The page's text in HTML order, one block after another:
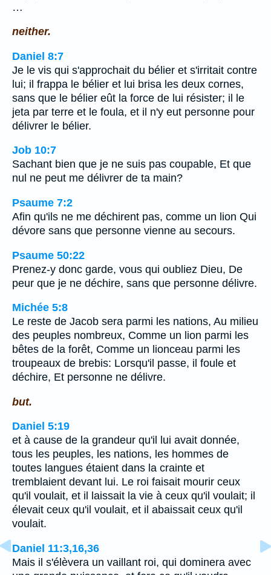
…
neither.
Daniel 8:7
Je le vis qui s'approchait du bélier et s'irritait contre
lui; il frappa le bélier et lui brisa les deux cornes,
sans que le bélier eût la force de lui résister; il le
jeta par terre et le foula, et il n'y eut personne pour
délivrer le bélier.
Job 10:7
Sachant bien que je ne suis pas coupable, Et que
nul ne peut me délivrer de ta main?
Psaume 7:2
Afin qu'ils ne me déchirent pas, comme un lion Qui
dévore sans que personne vienne au secours.
Psaume 50:22
Prenez-y donc garde, vous qui oubliez Dieu, De
peur que je ne déchire, sans que personne délivre.
Michée 5:8
Le reste de Jacob sera parmi les nations, Au milieu
des peuples nombreux, Comme un lion parmi les
bêtes de la forêt, Comme un lionceau parmi les
troupeaux de brebis: Lorsqu'il passe, il foule et
déchire, Et personne ne délivre.
but.
Daniel 5:19
et à cause de la grandeur qu'il lui avait donnée,
tous les peuples, les nations, les hommes de
toutes langues étaient dans la crainte et
tremblaient devant lui. Le roi faisait mourir ceux
qu'il voulait, et il laissait la vie à ceux qu'il voulait; il
élevait ceux qu'il voulait, et il abaissait ceux qu'il
voulait.
Daniel 11:3,16,36
Mais il s'élèvera un vaillant roi, qui dominera avec